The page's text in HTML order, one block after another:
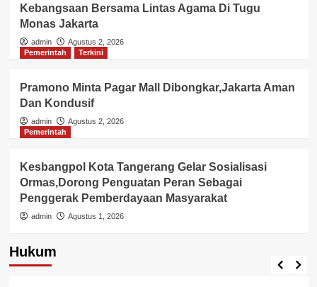
Kebangsaan Bersama Lintas Agama Di Tugu
Monas Jakarta
admin
Agustus 2, 2026
Pemerintah
Terkini
Pramono Minta Pagar Mall Dibongkar,Jakarta Aman
Dan Kondusif
admin
Agustus 2, 2026
Pemerintah
Kesbangpol Kota Tangerang Gelar Sosialisasi
Ormas,Dorong Penguatan Peran Sebagai
Penggerak Pemberdayaan Masyarakat
admin Agustus 1, 2026
Hukum
Berita Polisi